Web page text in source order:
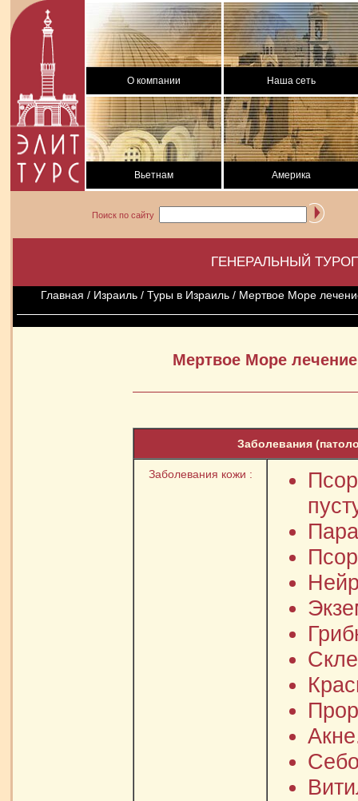
О компании Наша сеть
Вьетнам Америка
Поиск по сайту
ГЕНЕРАЛЬНЫЙ
Главная / Израиль / Туры в Израиль / Мертвое Море
Мертвое Море лечение
Заболевания
Заболевания кожи :